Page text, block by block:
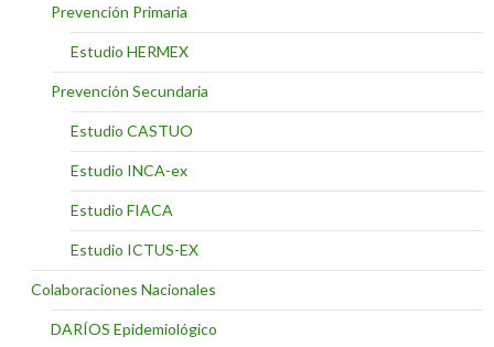
Prevención Primaria
Estudio HERMEX
Prevención Secundaria
Estudio CASTUO
Estudio INCA-ex
Estudio FIACA
Estudio ICTUS-EX
Colaboraciones Nacionales
DARÍOS Epidemiológico